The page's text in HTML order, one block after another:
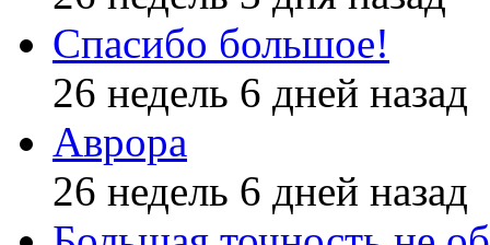
Спасибо большое!
26 недель 6 дней назад
Аврора
26 недель 6 дней назад